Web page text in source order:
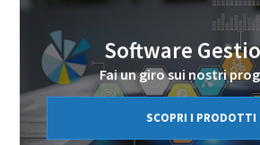
Software
Fai un giro sui nostri
SCOPRI I PRODOTTI